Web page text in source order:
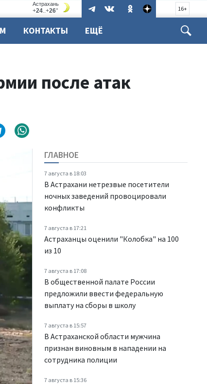
16+
КОНТАКТЫ ЕЩЁ
после атак
ГЛАВНОЕ
7 августа в 18:03
В Астрахани нетрезвые посетители
ночных заведений провоцировали
конфликты
7 августа в 17:21
Астраханцы оценили "Колобка" на 100
из 10
7 августа в 17:08
В общественной палате России
предложили ввести федеральную
выплату на сборы в школу
7 августа в 15:57
В Астраханской области мужчина
признан виновным в нападении на
сотрудника полиции
7 августа в 15:36